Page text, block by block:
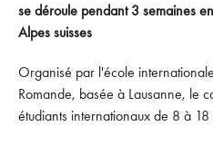
se déroule pendant 3 semaines
Alpes suisses
Organisé par l'école
Romande, basée à Lausanne, le
étudiants internationaux de 8 à